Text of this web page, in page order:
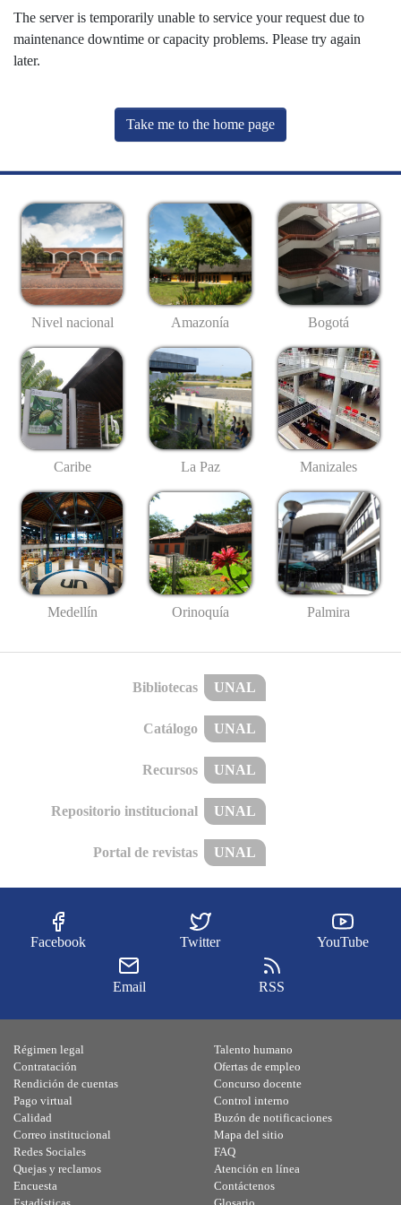
The server is temporarily unable to service your request due to
maintenance downtime or capacity problems. Please try again
later.
Take me to the home page
Nivel nacional Amazonía Bogotá
Caribe La Paz Manizales
Medellín Orinoquía Palmira
Bibliotecas UNAL
Catálogo UNAL
Recursos UNAL
Repositorio institucional UNAL
Portal de revistas UNAL
Facebook Twitter YouTube
Email RSS
Régimen legal
Contratación
Rendición de cuentas
Pago virtual
Calidad
Talento humano
Ofertas de empleo
Concurso docente
Control interno
Buzón de notificaciones
Correo institucional
Redes Sociales
Quejas y reclamos
Encuesta
Mapa del sitio
FAQ
Atención en línea
Contáctenos